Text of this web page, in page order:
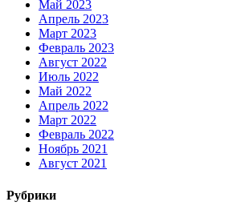
Май 2023
Апрель 2023
Март 2023
Февраль 2023
Август 2022
Июль 2022
Май 2022
Апрель 2022
Март 2022
Февраль 2022
Ноябрь 2021
Август 2021
Рубрики